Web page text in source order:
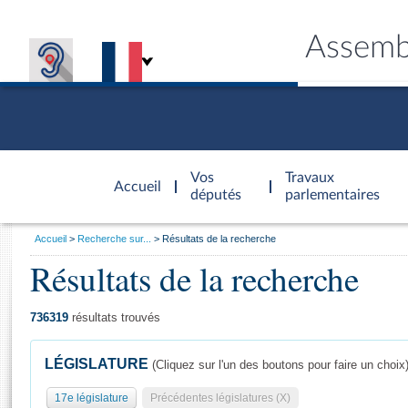
Accueil
d'accueil
Vos
députés
Travaux
parlementaires
Général
Vous
Accueil Recherche sur... Résultats de la recherche
Résultats de la recherche
736319 résultats trouvés
LÉGISLATURE (Cliquez sur l'un des boutons pour faire un choix)
17e législature Précédentes législatures (X)